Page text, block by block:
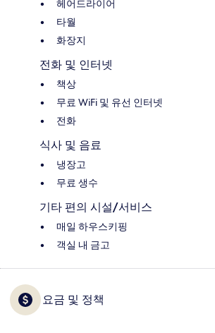
헤어드라이어
타월
화장지
전화 및 인터넷
책상
무료 WiFi 및 유선 인터넷
전화
식사 및 음료
냉장고
무료 생수
기타 편의 시설/서비스
매일 하우스키핑
객실 내 금고
요금 및 정책